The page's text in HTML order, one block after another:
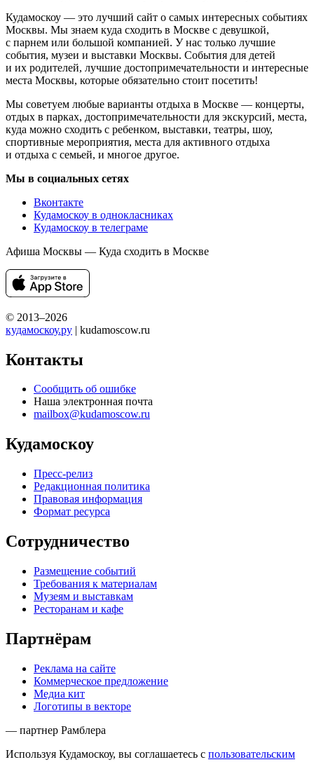
Кудамоскоу — это лучший сайт о самых интересных событиях
Москвы. Мы знаем куда сходить в Москве с девушкой,
с парнем или большой компанией. У нас только лучшие
события, музеи и выставки Москвы. События для детей
и их родителей, лучшие достопримечательности и интересные
места Москвы, которые обязательно стоит посетить!
Мы советуем любые варианты отдыха в Москве — концерты,
отдых в парках, достопримечательности для экскурсий, места,
куда можно сходить с ребенком, выставки, театры, шоу,
спортивные мероприятия, места для активного отдыха
и отдыха с семьей, и многое другое.
Мы в социальных сетях
Вконтакте
Кудамоскоу в однокласниках
Кудамоскоу в телеграме
Афиша Москвы — Куда сходить в Москве
© 2013–2026
кудамоскоу.ру | kudamoscow.ru
Контакты
Сообщить об ошибке
Наша электронная почта
mailbox@kudamoscow.ru
Кудамоскоу
Пресс-релиз
Редакционная политика
Правовая информация
Формат ресурса
Сотрудничество
Размещение событий
Требования к материалам
Музеям и выставкам
Ресторанам и кафе
Партнёрам
Реклама на сайте
Коммерческое предложение
Медиа кит
Логотипы в векторе
— партнер Рамблера
Используя Кудамоскоу, вы соглашаетесь с пользовательским